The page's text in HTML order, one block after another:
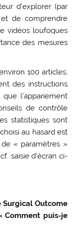
d’explorer (par
de comprendre
vidéos loufoques
des mesures
100 articles,
des instructions
l’appariement
de contrôle
statistiques sont
au hasard est
« paramètres »
saisie d’écran ci-
Outcome
Comment puis-je